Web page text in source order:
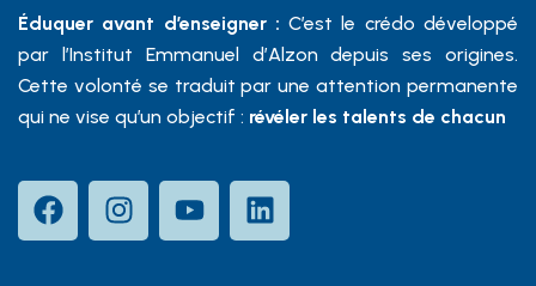
Éduquer avant d’enseigner : C’est le crédo développé
par l’Institut Emmanuel d’Alzon depuis ses origines.
Cette volonté se traduit par une attention permanente
qui ne vise qu’un objectif : révéler les talents de chacun